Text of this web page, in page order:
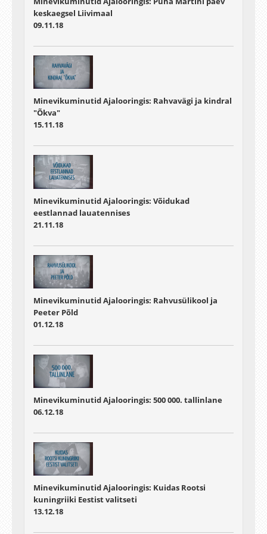
keskaegsel Liivimaal
09.11.18
Minevikuminutid Ajalooringis: Rahvavägi ja kindral
"Õkva"
15.11.18
Minevikuminutid Ajalooringis: Võidukad
eestlannad lauatennises
21.11.18
Minevikuminutid Ajalooringis: Rahvusülikool ja
Peeter Põld
01.12.18
Minevikuminutid Ajalooringis: 500 000. tallinlane
06.12.18
Minevikuminutid Ajalooringis: Kuidas Rootsi
kuningriiki Eestist valitseti
13.12.18